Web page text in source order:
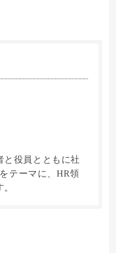
と役員とともに社
テーマに、HR領